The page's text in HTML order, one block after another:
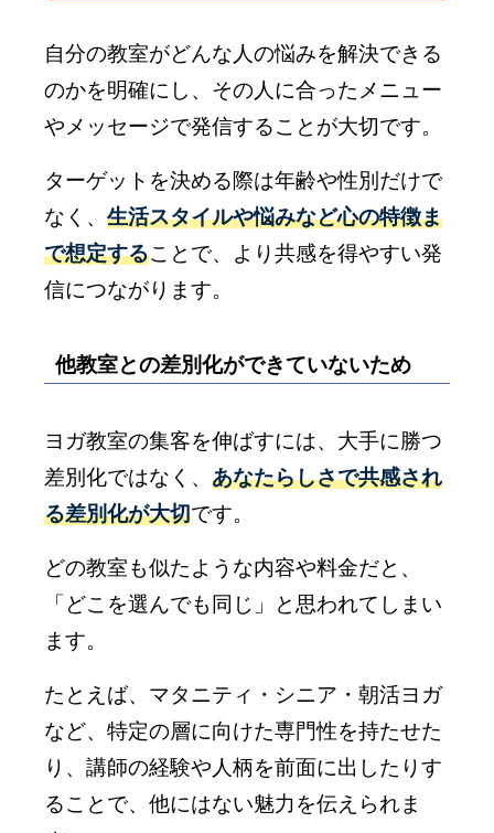
自分の教室がどんな人の悩みを解決できる
のかを明確にし、その人に合ったメニュー
やメッセージで発信することが大切です。
ターゲットを決める際は年齢や性別だけで
なく、 生活スタイルや悩みなど心の特徴ま
で想定することで、より共感を得やすい発
信につながります。
他教室との差別化ができていないため
ヨガ教室の集客を伸ばすには、大手に勝つ
差別化ではなく、 あなたらしさで共感され
る差別化が大切です。
どの教室も似たような内容や料金だと、
「どこを選んでも同じ」と思われてしまい
ます。
たとえば、マタニティ・シニア・朝活ヨガ
など、特定の層に向けた専門性を持たせた
り、講師の経験や人柄を前面に出したりす
ることで、他にはない魅力を伝えられま